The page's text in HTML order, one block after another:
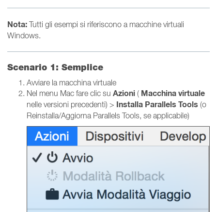
Nota: Tutti gli esempi si riferiscono a macchine virtuali
Windows.
Scenario 1: Semplice
Avviare la macchina virtuale
Nel menu Mac fare clic su Azioni ( Macchina virtuale
nelle versioni precedenti) > Installa Parallels Tools (o
Reinstalla/Aggiorna Parallels Tools, se applicabile)